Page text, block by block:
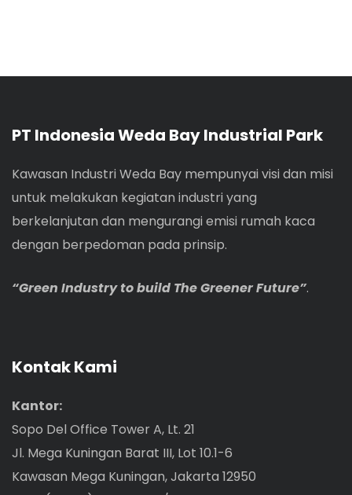
PT Indonesia Weda Bay Industrial Park
Kawasan Industri Weda Bay mempunyai visi dan misi
untuk melakukan kegiatan industri yang
berkelanjutan dan mengurangi emisi rumah kaca
dengan berpedoman pada prinsip.
“Green Industry to build The Greener Future”.
Kontak Kami
Kantor:
Sopo Del Office Tower A, Lt. 21
Jl. Mega Kuningan Barat III, Lot 10.1-6
Kawasan Mega Kuningan, Jakarta 12950